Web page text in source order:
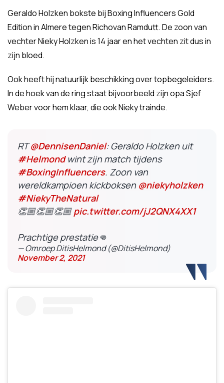
Geraldo Holzken bokste bij Boxing Influencers Gold
Edition in Almere tegen Richovan Ramdutt. De zoon van
vechter Nieky Holzken is 14 jaar en het vechten zit dus in
zijn bloed.
Ook heeft hij natuurlijk beschikking over topbegeleiders.
In de hoek van de ring staat bijvoorbeeld zijn opa Sjef
Weber voor hem klaar, die ook Nieky trainde.
RT@DennisenDaniel: Geraldo Holzken uit
#Helmondwint zijn match tijdens
#BoxingInfluencers. Zoon van
wereldkampioen kickboksen @niekyholzken
#NiekyTheNatural
👏🏼👏🏼👏🏼pic.twitter.com/jJ2QNX4XX1
Prachtige prestatie👊
— Omroep DitisHelmond (@DitisHelmond)
November 2, 2021